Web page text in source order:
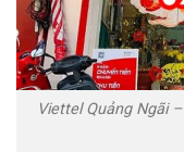
Viettel Quảng Ngãi